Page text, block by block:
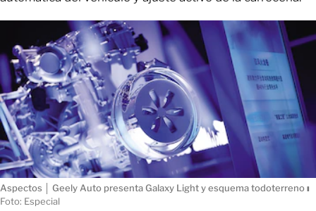
Aspectos │ Geely Auto presenta Galaxy Light y esquema todoterrenoı
Foto: Especial